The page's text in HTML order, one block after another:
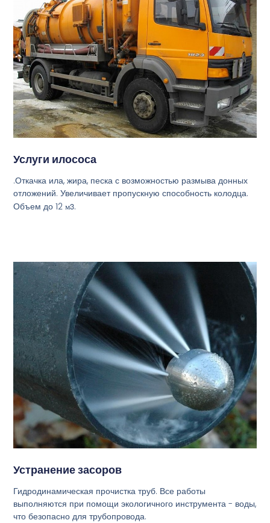
Услуги илососа
.Откачка ила, жира, песка с возможностью размыва донных
отложений. Увеличивает пропускную способность колодца.
Объем до 12м3.
Устранение засоров
Гидродинамическая прочистка труб. Все работы
выполняются при помощи экологичного инструмента - воды,
что безопасно для трубопровода.